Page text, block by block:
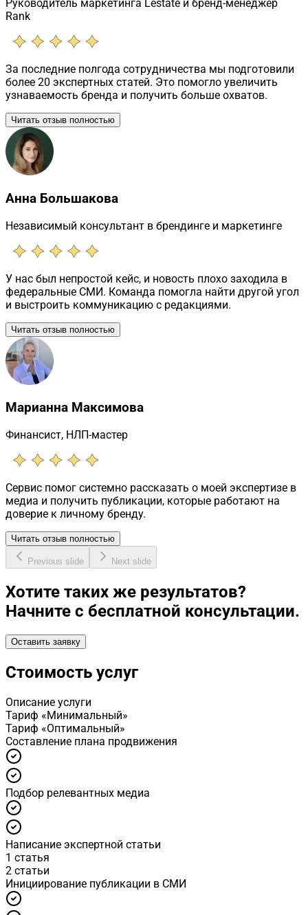
Руководитель маркетинга Lestate и бренд-менеджер
Rank
За последние полгода сотрудничества мы подготовили
более 20 экспертных статей. Это помогло увеличить
узнаваемость бренда и получить больше охватов.
Читать отзыв полностью
Анна Большакова
Независимый консультант в брендинге и маркетинге
У нас был непростой кейс, и новость плохо заходила в
федеральные СМИ. Команда помогла найти другой угол
и выстроить коммуникацию с редакциями.
Читать отзыв полностью
Марианна Максимова
Финансист, НЛП-мастер
Сервис помог системно рассказать о моей экспертизе в
медиа и получить публикации, которые работают на
доверие к личному бренду.
Читать отзыв полностью
Previous slide Next slide
Хотите таких же результатов?
Начните с бесплатной консультации.
Оставить заявку
Стоимость услуг
Описание услуги
Тариф «Минимальный»
Тариф «Оптимальный»
Cоставление плана продвижения
Подбор релевантных медиа
Написание экспертной статьи
1 статья
2 статьи
Инициирование публикации в СМИ